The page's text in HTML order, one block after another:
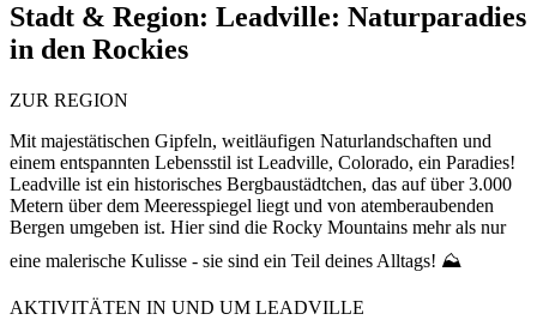
Stadt & Region: Leadville: Naturparadies
in den Rockies
ZUR REGION
Mit majestätischen Gipfeln, weitläufigen Naturlandschaften und
einem entspannten Lebensstil ist Leadville, Colorado, ein Paradies!
Leadville ist ein historisches Bergbaustädtchen, das auf über 3.000
Metern über dem Meeresspiegel liegt und von atemberaubenden
Bergen umgeben ist. Hier sind die Rocky Mountains mehr als nur
eine malerische Kulisse - sie sind ein Teil deines Alltags! ⛰️
AKTIVITÄTEN IN UND UM LEADVILLE